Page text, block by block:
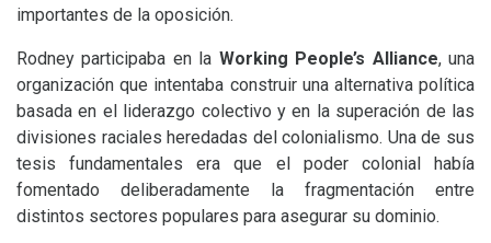
importantes de la oposición.
Rodney participaba en la Working People’s Alliance, una
organización que intentaba construir una alternativa política
basada en el liderazgo colectivo y en la superación de las
divisiones raciales heredadas del colonialismo. Una de sus
tesis fundamentales era que el poder colonial había
fomentado deliberadamente la fragmentación entre
distintos sectores populares para asegurar su dominio.